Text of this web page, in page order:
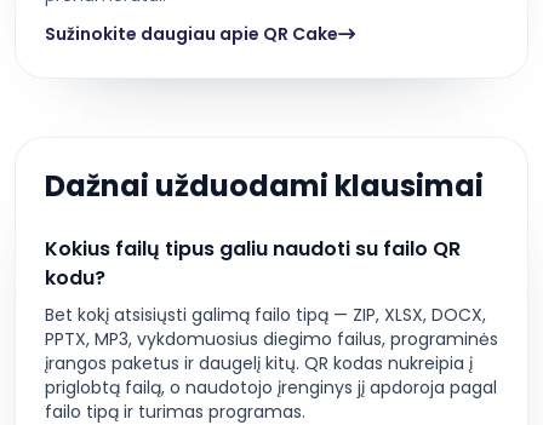
Sužinokite daugiau apie QR Cake
Dažnai užduodami klausimai
Kokius failų tipus galiu naudoti su failo QR
kodu?
Bet kokį atsisiųsti galimą failo tipą — ZIP, XLSX, DOCX,
PPTX, MP3, vykdomuosius diegimo failus, programinės
įrangos paketus ir daugelį kitų. QR kodas nukreipia į
priglobtą failą, o naudotojo įrenginys jį apdoroja pagal
failo tipą ir turimas programas.